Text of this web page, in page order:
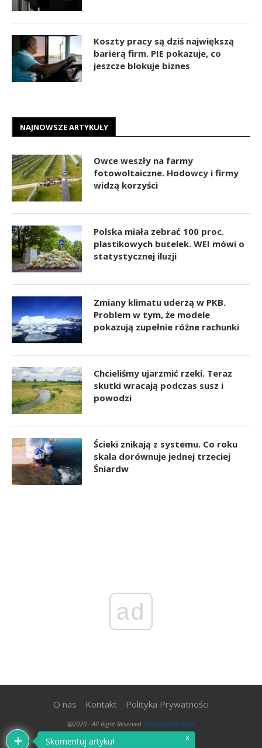
Koszty pracy są dziś największą
barierą firm. PIE pokazuje, co
jeszcze blokuje biznes
NAJNOWSZE ARTYKUŁY
Owce weszły na farmy
fotowoltaiczne. Hodowcy i firmy
widzą korzyści
Polska miała zebrać 100 proc.
plastikowych butelek. WEI mówi o
statystycznej iluzji
Zmiany klimatu uderzą w PKB.
Problem w tym, że modele
pokazują zupełnie różne rachunki
Chcieliśmy ujarzmić rzeki. Teraz
skutki wracają podczas susz i
powodzi
Ścieki znikają z systemu. Co roku
skala dorównuje jednej trzeciej
Śniardw
ad
O nas Kontakt Polityka Prywatności
@2020 - All Right Reserved. 300gospodarka.pl
Skomentuj artykuł x